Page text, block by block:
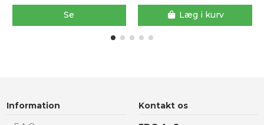
Se
Læg i kurv
Information Kontakt os